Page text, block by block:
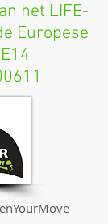
het LIFE-
Europese